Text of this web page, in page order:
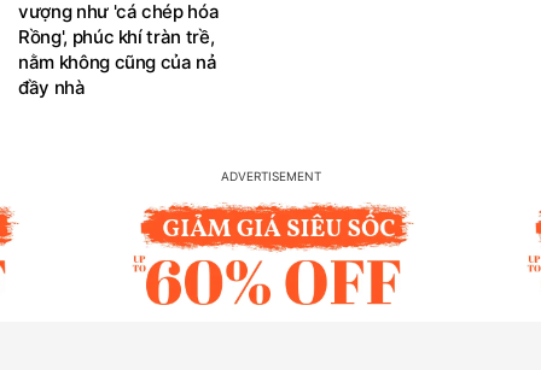
vượng như 'cá chép hóa
Rồng', phúc khí tràn trề,
nằm không cũng của nả
đầy nhà